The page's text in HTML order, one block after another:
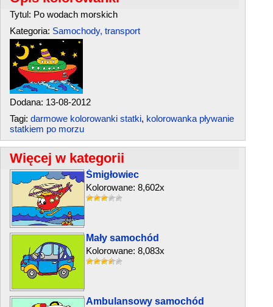
Tytul: Po wodach morskich
Kategoria: Samochody, transport
Dodana: 13-08-2012
Tagi: darmowe kolorowanki statki, kolorowanka pływanie
statkiem po morzu
Więcej w kategorii
Śmigłowiec
Kolorowane: 8,602x
Mały samochód
Kolorowane: 8,083x
Ambulansowy samochód